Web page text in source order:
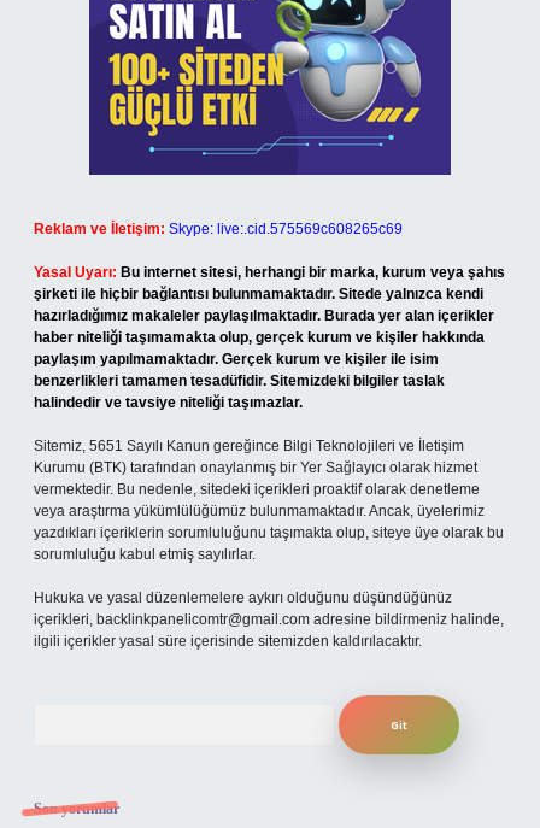
Reklam ve İletişim: Skype: live:.cid.575569c608265c69
Yasal Uyarı: Bu internet sitesi, herhangi bir marka, kurum veya şahıs
şirketi ile hiçbir bağlantısı bulunmamaktadır. Sitede yalnızca kendi
hazırladığımız makaleler paylaşılmaktadır. Burada yer alan içerikler
haber niteliği taşımamakta olup, gerçek kurum ve kişiler hakkında
paylaşım yapılmamaktadır. Gerçek kurum ve kişiler ile isim
benzerlikleri tamamen tesadüfidir. Sitemizdeki bilgiler taslak
halindedir ve tavsiye niteliği taşımazlar.
Sitemiz, 5651 Sayılı Kanun gereğince Bilgi Teknolojileri ve İletişim
Kurumu (BTK) tarafından onaylanmış bir Yer Sağlayıcı olarak hizmet
vermektedir. Bu nedenle, sitedeki içerikleri proaktif olarak denetleme
veya araştırma yükümlülüğümüz bulunmamaktadır. Ancak, üyelerimiz
yazdıkları içeriklerin sorumluluğunu taşımakta olup, siteye üye olarak bu
sorumluluğu kabul etmiş sayılırlar.
Hukuka ve yasal düzenlemelere aykırı olduğunu düşündüğünüz
içerikleri, backlinkpanelicomtr@gmail.com adresine bildirmeniz halinde,
ilgili içerikler yasal süre içerisinde sitemizden kaldırılacaktır.
Son yorumlar